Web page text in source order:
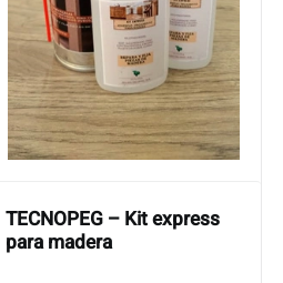
TECNOPEG – Kit express
para madera